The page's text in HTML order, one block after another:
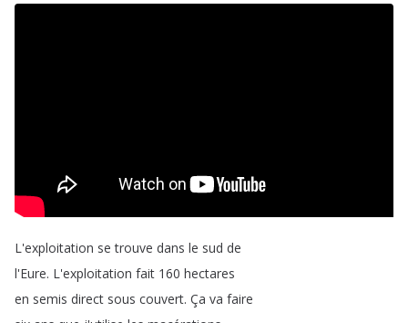
L'exploitation se trouve dans le sud de
l'Eure. L'exploitation fait 160 hectares
en semis direct sous couvert. Ça va faire